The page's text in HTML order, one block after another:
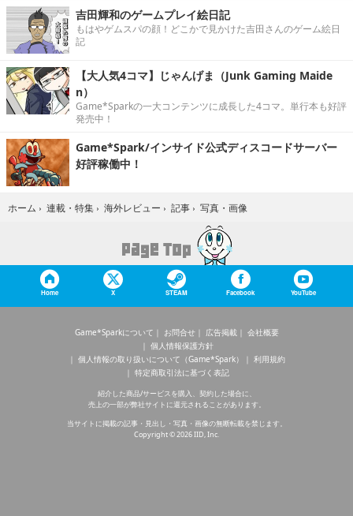
吉田輝和のゲームプレイ絵日記
もはやゲムスパの顔！どこかで見かけた吉田さんのゲーム絵日
記
【大人気4コマ】じゃんげま（Junk Gaming Maide
n）
Game*Sparkの一大コンテンツに成長した4コマ。単行本も好評
発売中！
Game*Spark/インサイド公式ディスコードサーバー
好評稼働中！
ホーム › 連載・特集 › 海外レビュー › 記事 › 写真・画像
Home X STEAM Facebook YouTube
Game*Sparkについて お問合せ 広告掲載
会社概要
個人情報保護方針
個人情報の取り扱いについて（Game*Spark）
利用規約
特定商取引法に基づく表記
紹介した商品/サービスを購入、契約した場合に、
売上の一部が弊社サイトに還元されることがあります。
当サイトに掲載の記事・見出し・写真・画像の無断転載を禁じます。
Copyright © 2026 IID, Inc.